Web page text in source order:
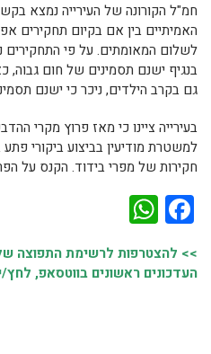
חמ"ל הקורונה של העירייה נמצא
האמיתיים בין אם בקיום תחקירים
לשלום המאומתים. על פי התחקירים
בנגיף ישנם תסמינים של חום גבוה,
גם בקרב הילדים, ניכר כי ישנם
בעירייה ציינו כי מאז פרוץ מקרי
למשטרת מודיעין בביצוע ביקורי
חקירות של מפרי בידוד. הקנס על הפרת
Facebook
>> להצטרפות לרשימת התפוצה
העדכונים ראשונים בווטסאפ, לחץ/